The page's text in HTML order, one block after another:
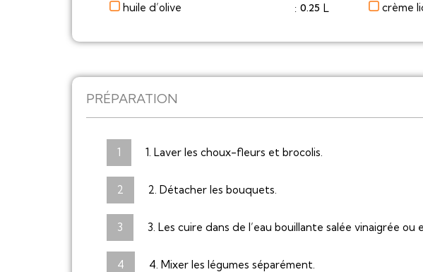
huile d’olive
: 0.25 L crème
PRÉPARATION
1. Laver les choux-fleurs et brocolis.
2. Détacher les bouquets.
3. Les cuire dans de l’eau bouillante salée vinaigrée ou
4. Mixer les légumes séparément.